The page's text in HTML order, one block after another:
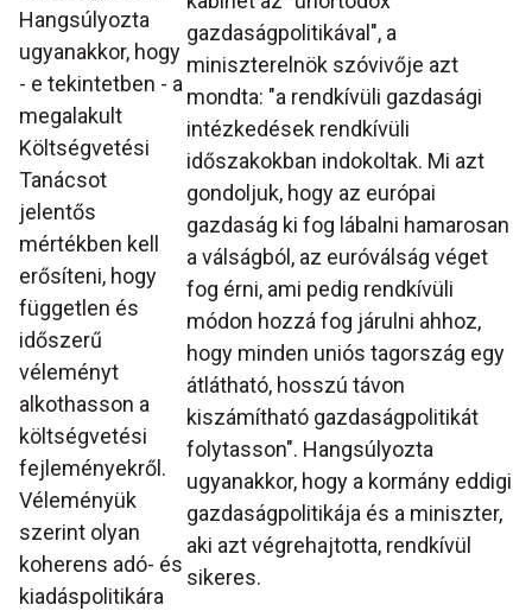
gazdaságpolitikával", a
miniszterelnök szóvivője azt
mondta: "a rendkívüli gazdasági
intézkedések rendkívüli
időszakokban indokoltak. Mi azt
gondoljuk, hogy az európai
gazdaság ki fog lábalni hamarosan
a válságból, az euróválság véget
fog érni, ami pedig rendkívüli
módon hozzá fog járulni ahhoz,
hogy minden uniós tagország egy
átlátható, hosszú távon
kiszámítható gazdaságpolitikát
folytasson". Hangsúlyozta
ugyanakkor, hogy a kormány eddigi
gazdaságpolitikája és a miniszter,
aki azt végrehajtotta, rendkívül
sikeres.
Hangsúlyozta
ugyanakkor, hogy
- e tekintetben - a
megalakult
Költségvetési
Tanácsot
jelentős
mértékben kell
erősíteni, hogy
független és
időszerű
véleményt
alkothasson a
költségvetési
fejleményekről.
Véleményük
szerint olyan
koherens adó- és
kiadáspolitikára